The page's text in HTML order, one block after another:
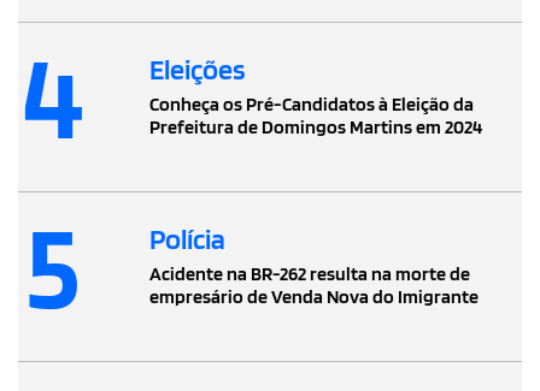
4 Eleições
Conheça os Pré-Candidatos à Eleição da
Prefeitura de Domingos Martins em 2024
5 Polícia
Acidente na BR-262 resulta na morte de
empresário de Venda Nova do Imigrante